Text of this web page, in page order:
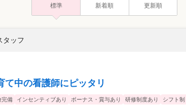
標準 新着順 更新順
タッフ
て中の看護師にピッタリ
完備 インセンティブあり ボーナス・賞与あり 研修制度あり シフト制